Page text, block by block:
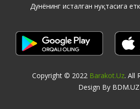
Дунёнинг исталган нуқтасига
Copyright © 2022 Barakot.uz. All
Design By BDM.UZ